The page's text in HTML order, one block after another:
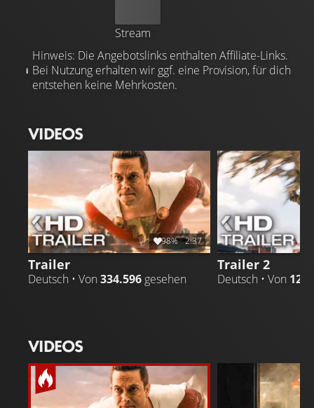
Stream
Hinweis: Die Angebotslinks enthalten Affiliate-Links.
Bei Nutzung erhalten wir ggf. eine Provision, für dich
entstehen keine Mehrkosten.
VIDEOS
98% 2:37
Trailer
Deutsch • Von 334.596 gesehen
Trailer 2
Deutsch • Von
VIDEOS